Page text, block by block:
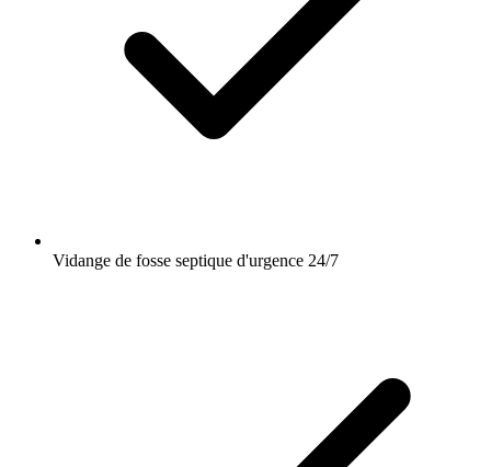
Vidange de fosse septique d'urgence 24/7